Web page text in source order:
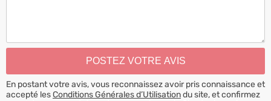
En postant votre avis, vous reconnaissez avoir pris connaissance et
accepté lesConditions Générales d’Utilisationdu site, et confirmez